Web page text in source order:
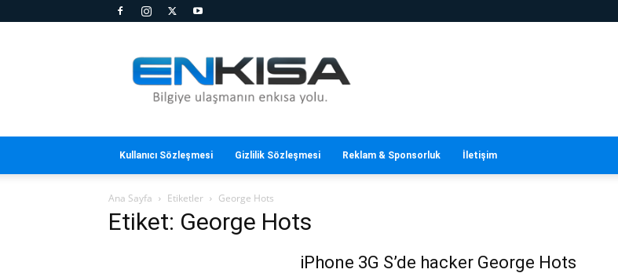
Kısa
Kullanıcı Sözleşmesi Gizlilik Sözleşmesi Reklam & Sponsorluk İletişim
Ana Sayfa Etiketler George Hots
Etiket: George Hots
iPhone 3G S’de hacker George Hots